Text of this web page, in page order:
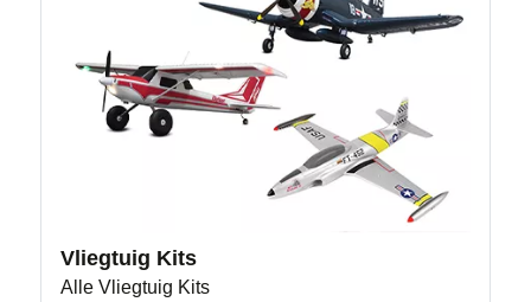
Vliegtuig Kits
Alle Vliegtuig Kits